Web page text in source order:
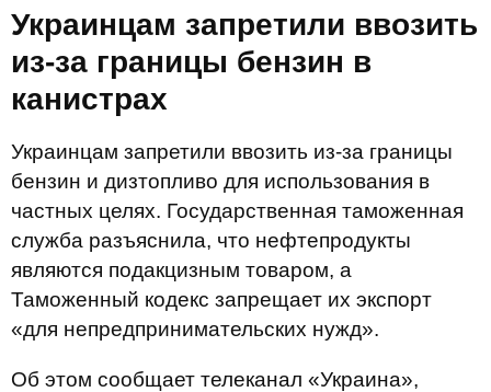
Украинцам запретили ввозить
из-за границы бензин в
канистрах
Украинцам запретили ввозить из-за границы
бензин и дизтопливо для использования в
частных целях. Государственная таможенная
служба разъяснила, что нефтепродукты
являются подакцизным товаром, а
Таможенный кодекс запрещает их экспорт
«для непредпринимательских нужд».
Об этом сообщает телеканал «Украина»,